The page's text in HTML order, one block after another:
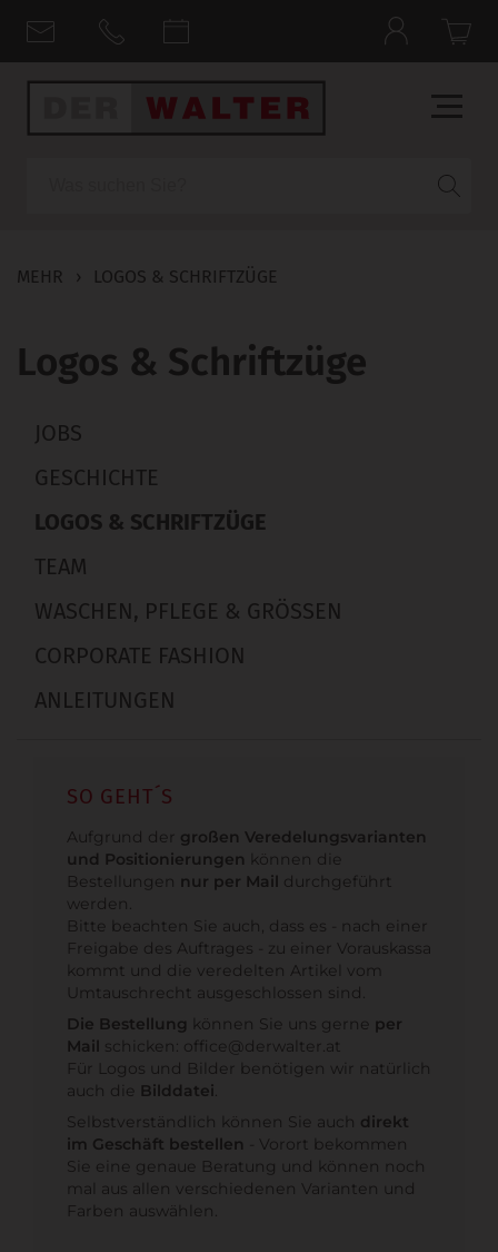
MEHR › LOGOS & SCHRIFTZÜGE
Logos & Schriftzüge
JOBS
GESCHICHTE
LOGOS & SCHRIFTZÜGE
TEAM
WASCHEN, PFLEGE & GRÖSSEN
CORPORATE FASHION
ANLEITUNGEN
SO GEHT´S
Aufgrund der großen Veredelungsvarianten
und Positionierungen können die
Bestellungen nur per Mail durchgeführt
werden.
Bitte beachten Sie auch, dass es - nach einer
Freigabe des Auftrages - zu einer Vorauskassa
kommt und die veredelten Artikel vom
Umtauschrecht ausgeschlossen sind.
Die Bestellung können Sie uns gerne per
Mail schicken: office@derwalter.at
Für Logos und Bilder benötigen wir natürlich
auch die Bilddatei.
Selbstverständlich können Sie auch direkt
im Geschäft bestellen
- Vorort bekommen
Sie eine genaue Beratung und können noch
mal aus allen verschiedenen Varianten und
Farben auswählen.